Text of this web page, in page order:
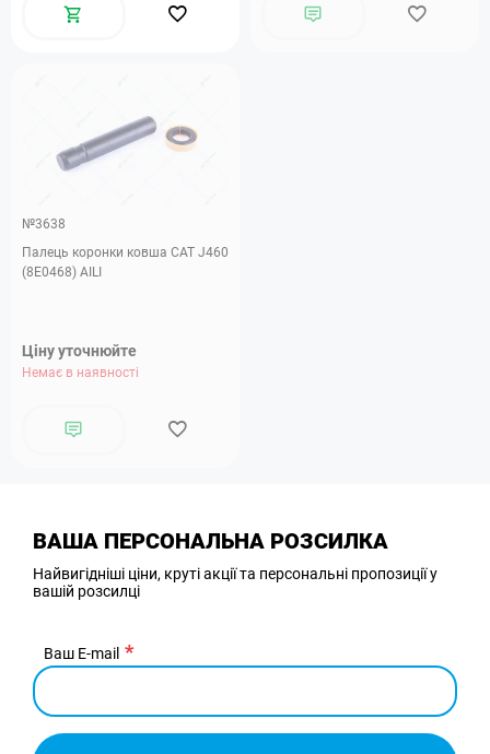
№3638
Палець коронки ковша САТ J460
(8E0468) AILI
Ціну уточнюйте
Немає в наявності
ВАША ПЕРСОНАЛЬНА РОЗСИЛКА
Найвигідніші ціни, круті акції та персональні пропозиції у
вашій розсилці
Ваш E-mail